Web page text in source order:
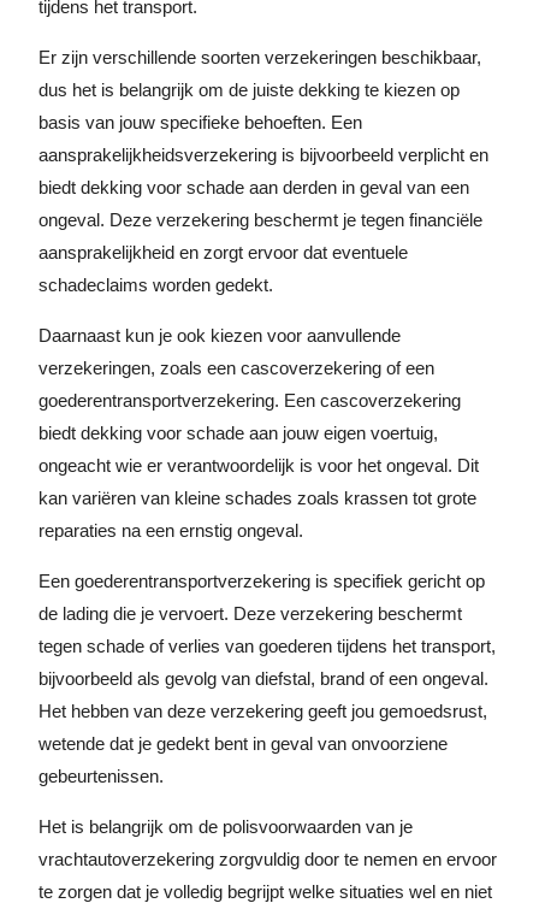
tijdens het transport.
Er zijn verschillende soorten verzekeringen beschikbaar,
dus het is belangrijk om de juiste dekking te kiezen op
basis van jouw specifieke behoeften. Een
aansprakelijkheidsverzekering is bijvoorbeeld verplicht en
biedt dekking voor schade aan derden in geval van een
ongeval. Deze verzekering beschermt je tegen financiële
aansprakelijkheid en zorgt ervoor dat eventuele
schadeclaims worden gedekt.
Daarnaast kun je ook kiezen voor aanvullende
verzekeringen, zoals een cascoverzekering of een
goederentransportverzekering. Een cascoverzekering
biedt dekking voor schade aan jouw eigen voertuig,
ongeacht wie er verantwoordelijk is voor het ongeval. Dit
kan variëren van kleine schades zoals krassen tot grote
reparaties na een ernstig ongeval.
Een goederentransportverzekering is specifiek gericht op
de lading die je vervoert. Deze verzekering beschermt
tegen schade of verlies van goederen tijdens het transport,
bijvoorbeeld als gevolg van diefstal, brand of een ongeval.
Het hebben van deze verzekering geeft jou gemoedsrust,
wetende dat je gedekt bent in geval van onvoorziene
gebeurtenissen.
Het is belangrijk om de polisvoorwaarden van je
vrachtautoverzekering zorgvuldig door te nemen en ervoor
te zorgen dat je volledig begrijpt welke situaties wel en niet